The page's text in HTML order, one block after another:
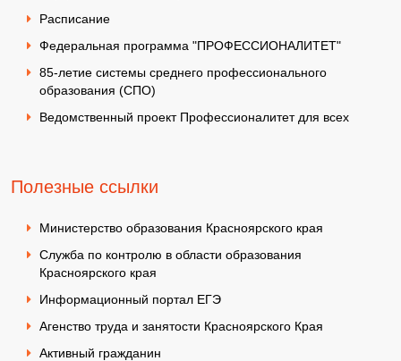
Расписание
Федеральная программа "ПРОФЕССИОНАЛИТЕТ"
85-летие системы среднего профессионального
образования (СПО)
Ведомственный проект Профессионалитет для всех
Полезные ссылки
Министерство образования Красноярского края
Служба по контролю в области образования
Красноярского края
Информационный портал ЕГЭ
Агенство труда и занятости Красноярского Края
Активный гражданин